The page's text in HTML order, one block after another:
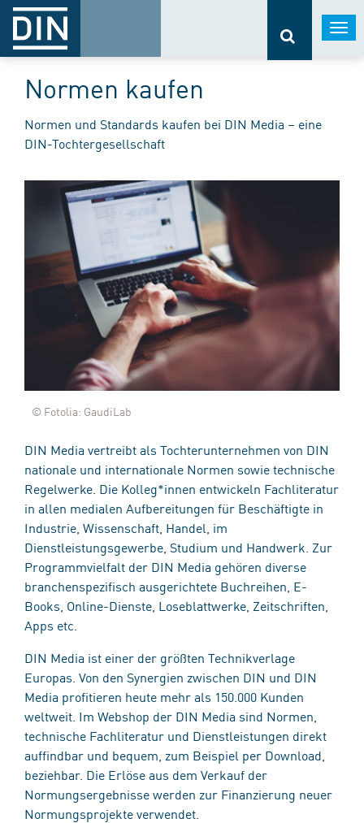
Normen kaufen
Normen und Standards kaufen bei DIN Media – eine
DIN-Tochtergesellschaft
© Fotolia: GaudiLab
DIN Media vertreibt als Tochterunternehmen von DIN
nationale und internationale Normen sowie technische
Regelwerke. Die Kolleg*innen entwickeln Fachliteratur
in allen medialen Aufbereitungen für Beschäftigte in
Industrie, Wissenschaft, Handel, im
Dienstleistungsgewerbe, Studium und Handwerk. Zur
Programmvielfalt der DIN Media gehören diverse
branchenspezifisch ausgerichtete Buchreihen, E-
Books, Online-Dienste, Loseblattwerke, Zeitschriften,
Apps etc.
DIN Media ist einer der größten Technikverlage
Europas. Von den Synergien zwischen DIN und DIN
Media profitieren heute mehr als 150.000 Kunden
weltweit. Im Webshop der DIN Media sind Normen,
technische Fachliteratur und Dienstleistungen direkt
auffindbar und bequem, zum Beispiel per Download,
beziehbar. Die Erlöse aus dem Verkauf der
Normungsergebnisse werden zur Finanzierung neuer
Normungsprojekte verwendet.